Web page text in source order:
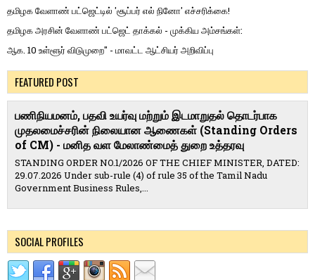
தமிழக வேளாண் பட்ஜெட்டில் 'சூப்பர் எல் நினோ' எச்சரிக்கை!
தமிழக அரசின் வேளாண் பட்ஜெட் தாக்கல் - முக்கிய அம்சங்கள்:
ஆக. 10 உள்ளூர் விடுமுறை" - மாவட்ட ஆட்சியர் அறிவிப்பு
FEATURED POST
பணிநியமனம், பதவி உயர்வு மற்றும் இடமாறுதல் தொடர்பாக
முதலமைச்சரின் நிலையான ஆணைகள் (Standing Orders
of CM) - மனித வள மேலாண்மைத் துறை உத்தரவு
STANDING ORDER NO.1/2026 OF THE CHIEF MINISTER, DATED:
29.07.2026 Under sub-rule (4) of rule 35 of the Tamil Nadu
Government Business Rules,...
SOCIAL PROFILES